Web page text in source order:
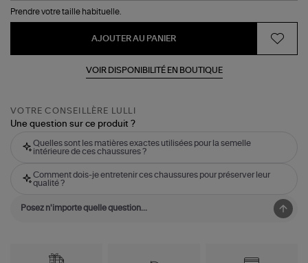
Prendre votre taille habituelle.
AJOUTER AU PANIER
VOIR DISPONIBILITÉ EN BOUTIQUE
VOTRE CONSEILLÈRE LULLI
Une question sur ce produit ?
Quelles sont les matières exactes utilisées pour la semelle
intérieure de ces chaussures ?
Comment dois-je entretenir ces chaussures pour préserver leur
qualité ?